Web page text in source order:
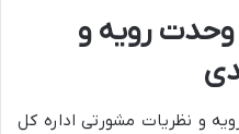
رویه و
و نظریات مشورتی اداره کل